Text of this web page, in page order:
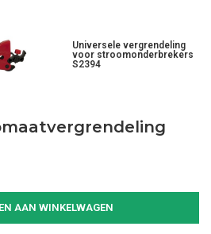
Universele vergrendeling
voor stroomonderbrekers
S2394
AAN WINKELWAGEN